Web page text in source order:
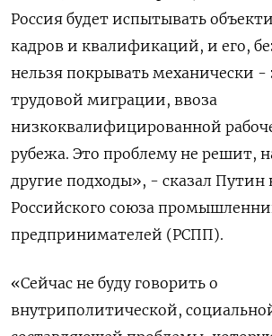
Россия будет испытывать
кадров и квалификаций, и его,
нельзя покрывать механически -
трудовой миграции, ввоза
низкоквалифицированной
рубежа. Это проблему не решит,
другие подходы», - сказал Путин
Российского союза
предпринимателей (РСПП).
«Сейчас не буду говорить о
внутриполитической,